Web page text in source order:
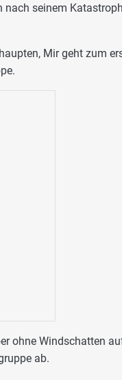
seinem
Mir geht zum
ohne Windschatten
ab.